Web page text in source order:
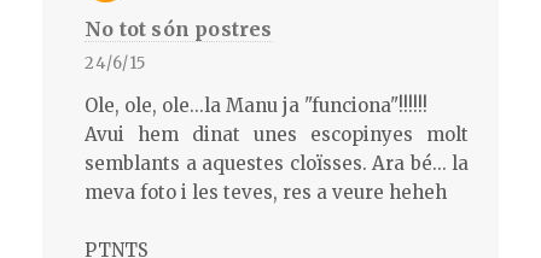
No tot són postres
24/6/15
Ole, ole, ole...la Manu ja "funciona"!!!!!!
Avui hem dinat unes escopinyes molt
semblants a aquestes cloïsses. Ara bé... la
meva foto i les teves, res a veure heheh
PTNTS